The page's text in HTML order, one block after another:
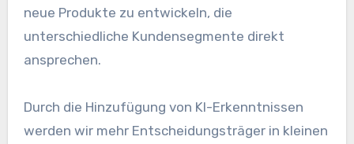
neue Produkte zu entwickeln, die
unterschiedliche Kundensegmente direkt
ansprechen.
Durch die Hinzufügung von KI-Erkenntnissen
werden wir mehr Entscheidungsträger in kleinen